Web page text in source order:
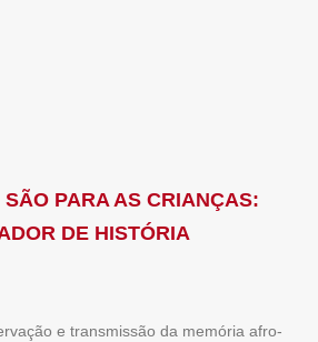
PARA AS CRIANÇAS:
DE HISTÓRIA
e transmissão da memória afro-